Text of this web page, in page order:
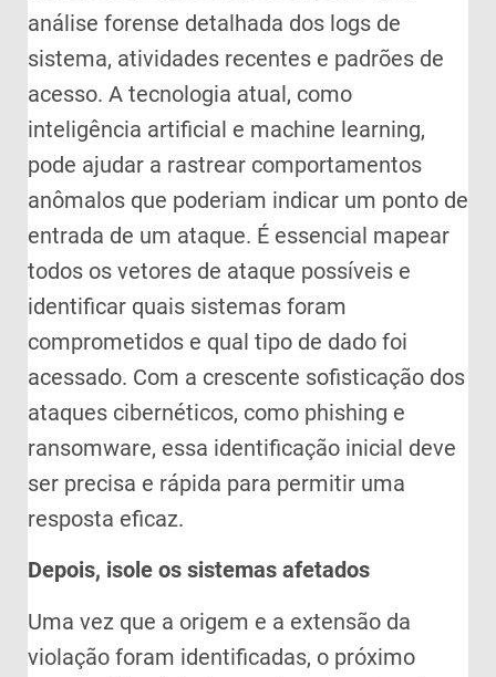
análise forense detalhada dos logs de
sistema, atividades recentes e padrões de
acesso. A tecnologia atual, como
inteligência artificial e machine learning,
pode ajudar a rastrear comportamentos
anômalos que poderiam indicar um ponto de
entrada de um ataque. É essencial mapear
todos os vetores de ataque possíveis e
identificar quais sistemas foram
comprometidos e qual tipo de dado foi
acessado. Com a crescente sofisticação dos
ataques cibernéticos, como phishing e
ransomware, essa identificação inicial deve
ser precisa e rápida para permitir uma
resposta eficaz.
Depois, isole os sistemas afetados
Uma vez que a origem e a extensão da
violação foram identificadas, o próximo